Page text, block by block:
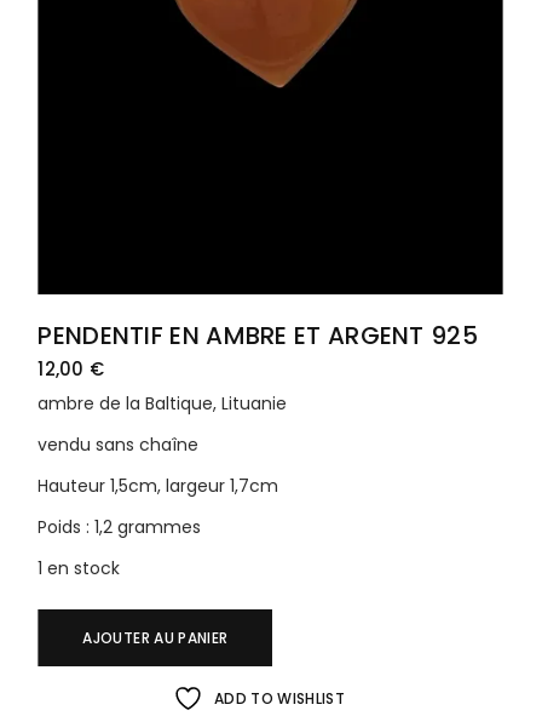
PENDENTIF EN AMBRE ET ARGENT 925
12,00 €
ambre de la Baltique, Lituanie
vendu sans chaîne
Hauteur 1,5cm, largeur 1,7cm
Poids : 1,2 grammes
1 en stock
AJOUTER AU PANIER
ADD TO WISHLIST